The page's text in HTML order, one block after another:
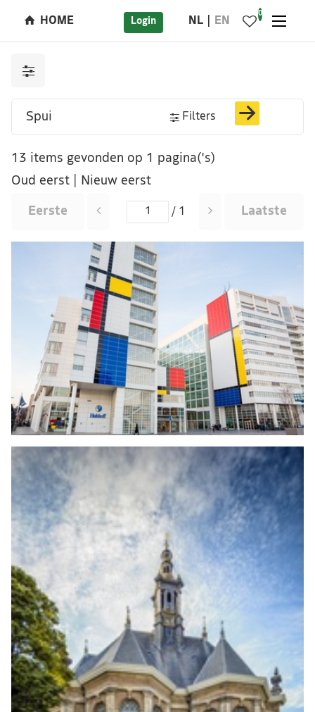
HOME Login NL EN
0
Filters
13 items gevonden op 1 pagina('s)
Oud eerst
Nieuw eerst
Eerste / 1 Laatste